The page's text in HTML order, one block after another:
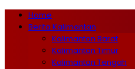
Home
Berita Kalimantan
Kalimantan Barat
Kalimantan Timur
Kalimantan Tengah